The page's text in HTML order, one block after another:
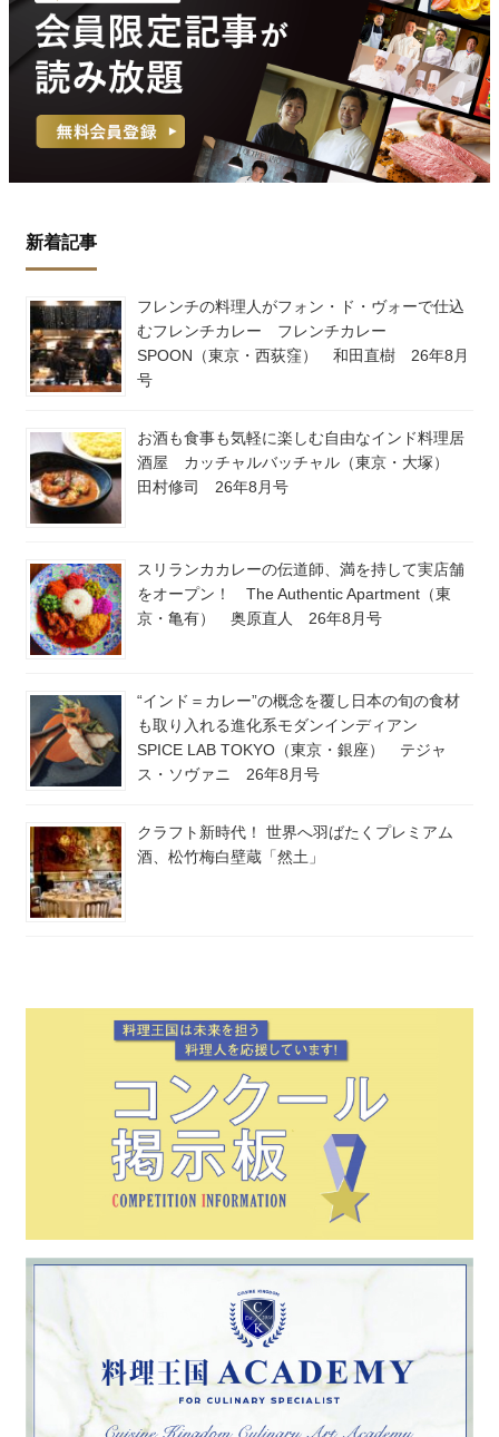
新着記事
フレンチの料理人がフォン・ド・ヴォーで仕込
むフレンチカレー フレンチカレー
SPOON（東京・西荻窪） 和田直樹 26年8月
号
お酒も食事も気軽に楽しむ自由なインド料理居
酒屋 カッチャルバッチャル（東京・大塚）
田村修司 26年8月号
スリランカカレーの伝道師、満を持して実店舗
をオープン！ The Authentic Apartment（東
京・亀有） 奥原直人 26年8月号
“インド＝カレー”の概念を覆し日本の旬の食材
も取り入れる進化系モダンインディアン
SPICE LAB TOKYO（東京・銀座） テジャ
ス・ソヴァニ 26年8月号
クラフト新時代！ 世界へ羽ばたくプレミアム
酒、松竹梅白壁蔵「然土」